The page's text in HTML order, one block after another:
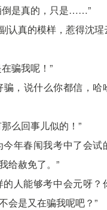
倒是真的，只是……”
认真的模样，惹得沈
骗我呢！”
骗，说什么你都信，
么回事儿似的！”
今年春闱我考中了会试
给赦免了。”
的人能够考中会元呀？
会是又在骗我呢吧？”